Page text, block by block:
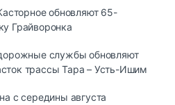
обновляют 65-
Грайворонка
службы обновляют
трассы Тара – Усть-Ишим
с середины августа